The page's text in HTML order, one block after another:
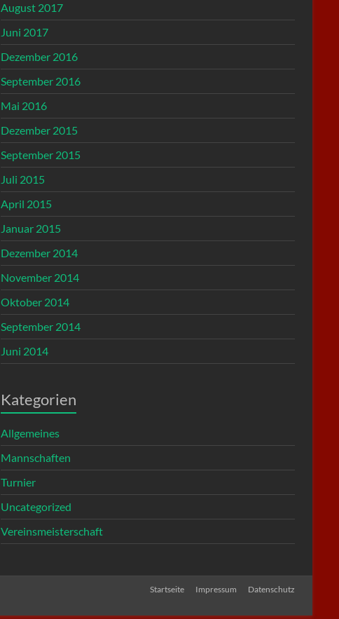
August 2017
Juni 2017
Dezember 2016
September 2016
Mai 2016
Dezember 2015
September 2015
Juli 2015
April 2015
Januar 2015
Dezember 2014
November 2014
Oktober 2014
September 2014
Juni 2014
Kategorien
Allgemeines
Mannschaften
Turnier
Uncategorized
Vereinsmeisterschaft
Startseite Impressum Datenschutz